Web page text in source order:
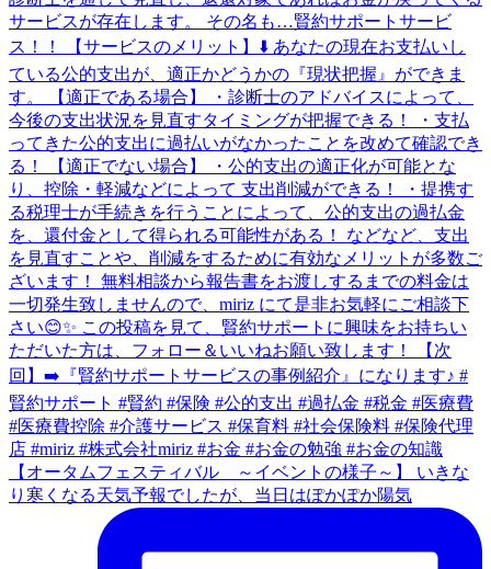
【オータムフェスティバル ～イベントの様子～】 いきな
り寒くなる天気予報でしたが、当日はぽかぽか陽気